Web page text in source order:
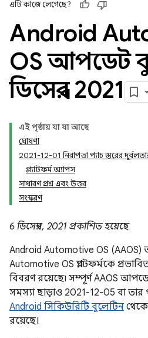
এটি কাজে লেগেছে?
Android
OS আপডেট
ডিসেম্বর 2021
এই পৃষ্ঠায় যা যা আছে
ঘোষণা
2021-12-01 নিরাপত্তা প্যাচ স্তরের
প্ল্যাটফর্ম অ্যাপস
সাধারণ প্রশ্ন এবং উত্তর
সংস্করণ
6 ডিসেম্বর, 2021 প্রকাশিত হয়েছে
Android Automotive OS
Automotive OS প্ল্যাটফর্মকে
বিবরণ রয়েছে৷ সম্পূর্ণ AAOS
সমস্যা ছাড়াও 2021-12-05 বা তার
Android সিকিউরিটি বুলেটিন
রয়েছে।